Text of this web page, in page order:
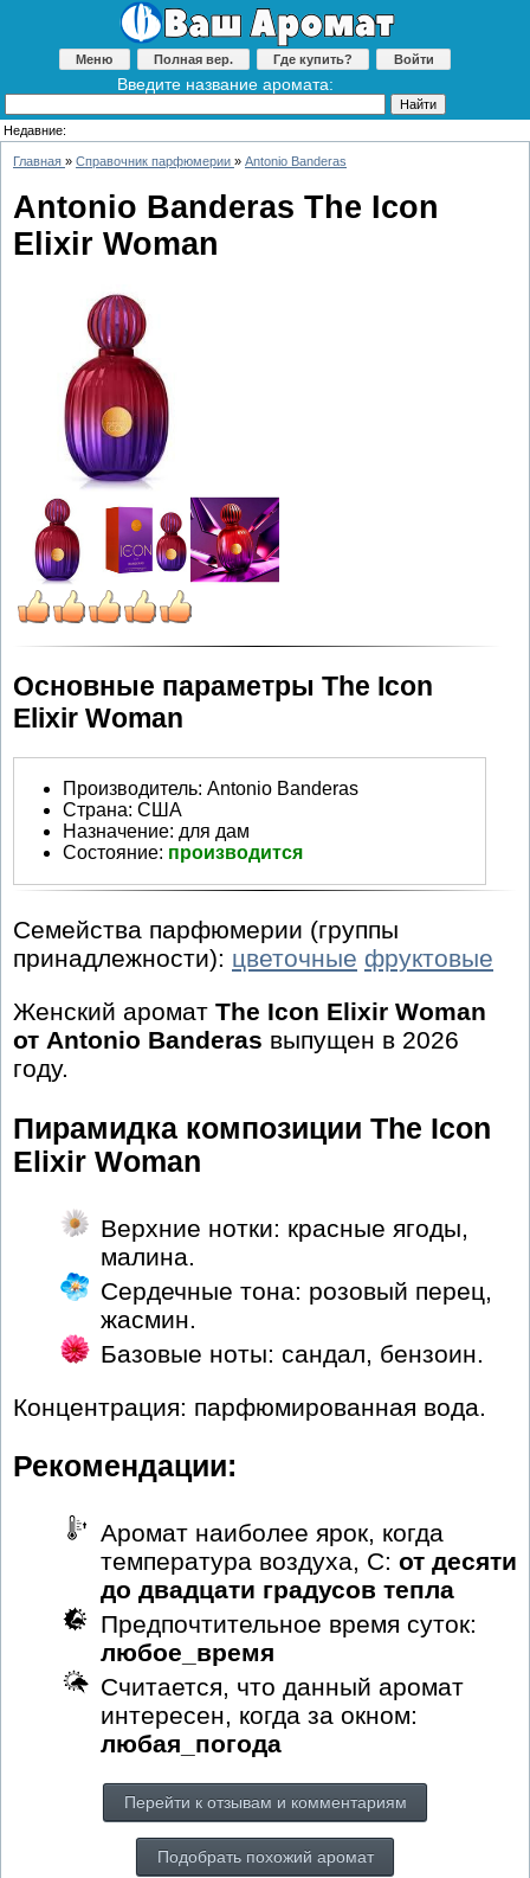
Меню Полная вер. Где купить? Войти
Введите название аромата:
Недавние:
Главная » Справочник парфюмерии » Antonio Banderas
Antonio Banderas The Icon
Elixir Woman
Основные параметры The Icon
Elixir Woman
Производитель: Antonio Banderas
Страна: США
Назначение: для дам
Состояние: производится
Семейства парфюмерии (группы
принадлежности): цветочные фруктовые
Женский аромат The Icon Elixir Woman
от Antonio Banderas выпущен в 2026
году.
Пирамидка композиции The Icon
Elixir Woman
Верхние нотки: красные ягоды,
малина.
Сердечные тона: розовый перец,
жасмин.
Базовые ноты: сандал, бензоин.
Концентрация: парфюмированная вода.
Рекомендации:
Аромат наиболее ярок, когда
температура воздуха, С: от десяти
до двадцати градусов тепла
Предпочтительное время суток:
любое_время
Считается, что данный аромат
интересен, когда за окном:
любая_погода
Перейти к отзывам и комментариям
Подобрать похожий аромат